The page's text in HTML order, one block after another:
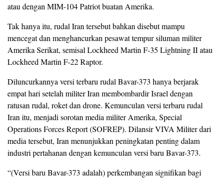
atau dengan MIM-104 Patriot buatan Amerika.
Tak hanya itu, rudal Iran tersebut bahkan disebut mampu
mencegat dan menghancurkan pesawat tempur siluman militer
Amerika Serikat, semisal Lockheed Martin F-35 Lightning II atau
Lockheed Martin F-22 Raptor.
Diluncurkannya versi terbaru rudal Bavar-373 hanya berjarak
empat hari setelah militer Iran membombardir Israel dengan
ratusan rudal, roket dan drone. Kemunculan versi terbaru rudal
Iran itu, menjadi sorotan media militer Amerika, Special
Operations Forces Report (SOFREP). Dilansir VIVA Militer dari
media tersebut, Iran menunjukkan peningkatan penting dalam
industri pertahanan dengan kemunculan versi baru Bavar-373.
“(Versi baru Bavar-373 adalah) perkembangan signifikan bagi